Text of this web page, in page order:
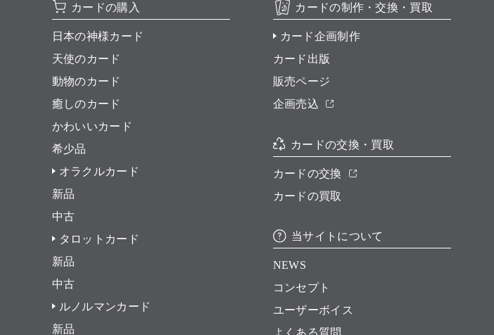
カードの購入
日本の神様カード
天使のカード
動物のカード
癒しのカード
かわいいカード
希少品
オラクルカード
新品
中古
タロットカード
新品
中古
ルノルマンカード
新品
カードの制作・交換・買取
カード企画制作
カード出版
販売ページ
企画売込
カードの交換・買取
カードの交換
カードの買取
当サイトについて
NEWS
コンセプト
ユーザーボイス